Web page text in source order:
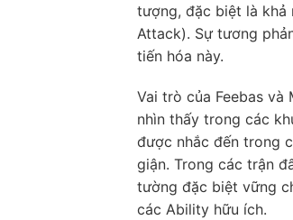
tượng, đặc biệt là khả
Attack). Sự tương
tiến hóa này.
Vai trò của Feebas
nhìn thấy trong các
được nhắc đến trong
giận. Trong các trận
tường đặc biệt vững
các Ability hữu ích.